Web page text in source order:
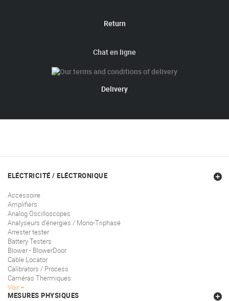
Return
Chat en ligne
Delivery
ELÉCTRICITÉ / ELÉCTRONIQUE
Accessoire
Amplifiers
Analog Oscilloscopes
Analyseurs d'énergies / Mono-Triphasé
Arrester tester
Battery Testers
Blower - BlowerDoor
Cable Locator
Calibrators / Process
Caméras Thermiques
Voir
MESURES PHYSIQUES